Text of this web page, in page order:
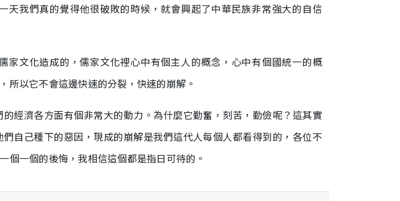
我們真的覺得他很破敗的時候，就會興起了中華民族非常強大的自信
文化造成的，儒家文化裡心中有個主人的概念，心中有個國統一的概
所以它不會這邊快速的分裂，快速的崩解。
經濟各方面有個非常大的動力。為什麼它勤奮，刻苦，勤儉呢？這其實
自己種下的惡因，現成的崩解是我們這代人每個人都看得到的，各位不
個一個的後悔，我相信這個都是指日可待的。